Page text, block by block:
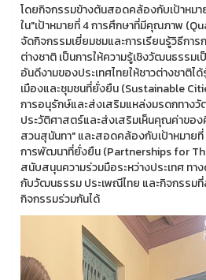
โดยกิจกรรมข้างต้นสอดคล้องกับเป้าหม
ใน"เป้าหมายที่ 4 การศึกษาที่มีคุณภาพ
จัดกิจกรรมเยี่ยมชมและการเรียนรู้วิธีกา
ต่างชาติ เป็นการให้ความรู้เชิงวัฒนธรรม
อันดีงามของประเทศไทยให้ชาวต่างชาติได้
เมืองและชุมชนที่ยั่งยืน (Sustainable
การอนุรักษ์และส่งเสริมแหล่งมรดกทาง
ประวัติศาสตร์และส่งเสริมเห็นคุณค่าข
สวนสุนันทา" และสอดคล้องกับเป้าหมายที่
การพัฒนาที่ยั่งยืน (Partnerships for
สนับสนุนความร่วมมือระหว่างประเทศ ทา
กับวัฒนธรรม ประเพณีไทย และกิจกรร
กิจกรรมร่วมกันได้